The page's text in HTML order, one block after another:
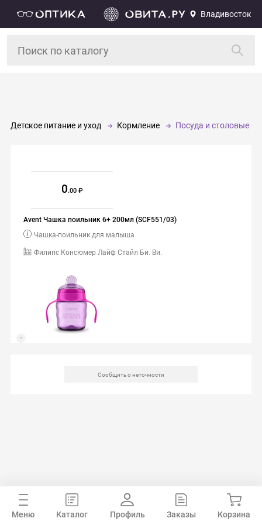
Владивосток
Детское питание и уход Кормление Посуда и столовые
Avent Чашка поильник 6+ 200мл (SCF551/03)
Филипс Консюмер Лайф Стайл Би. Ви.
Чашка-поильник для малыша
0.00
Сообщить о неточности
Меню Каталог Профиль Заказы Корзина